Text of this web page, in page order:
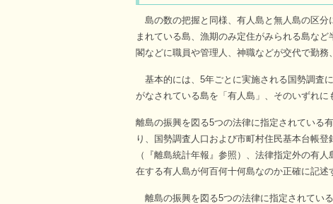
島の数の把握と同様、有人島と無人島の区分
まれている島、漁期のみ定住がみられる島な
閣などに職員や管理人、神職などが交代で勤務
基本的には、5年ごとに実施される国勢調査
がなされている島を「有人島」、そのいずれに
離島の振興を図る5つの法律に指定されている
り、国勢調査人口および市町村住民基本台帳
（『離島統計年報』参照）、法律指定外の有
在する有人島が何百何十何島なのか正確に記述
離島の振興を図る5つの法律に指定されてい